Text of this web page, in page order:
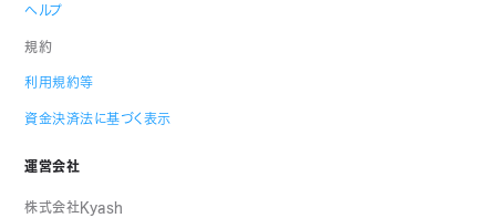
ヘルプ
規約
利用規約等
資金決済法に基づく表示
運営会社
株式会社Kyash